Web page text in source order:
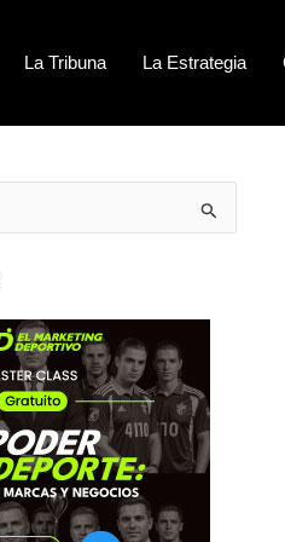
La Tribuna La Estrategia